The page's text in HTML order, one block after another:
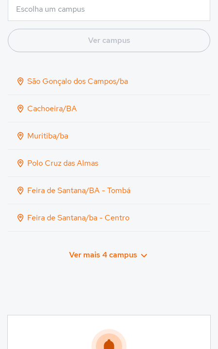
Ver campus
São Gonçalo dos Campos/ba
Cachoeira/BA
Muritiba/ba
Polo Cruz das Almas
Feira de Santana/BA - Tombá
Feira de Santana/ba - Centro
Ver mais 4 campus